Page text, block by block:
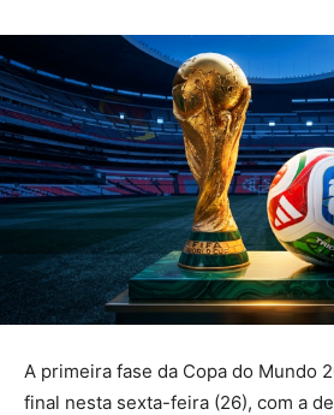
A primeira fase da Copa do Mundo
final nesta sexta-feira (26), com a